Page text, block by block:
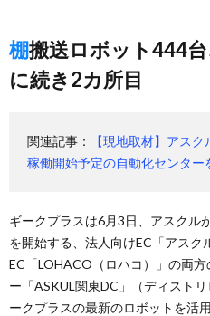
棚搬送ロボット444台、大阪・吹田の拠点
に続き2カ所目
関連記事：
【現地取材】アス
稼働開始予定の自動化センター
ギークプラスは6月3日、アスクル
を開始する、法人向けEC「アスク
EC「LOHACO（ロハコ）」の両
ー「ASKUL関東DC」（ディスト
ークプラスの最新のロボットを活